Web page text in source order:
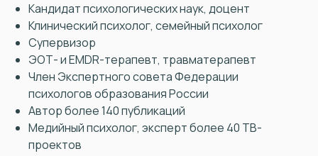
Кандидат психологических наук, доцент
Клинический психолог, семейный психолог
Супервизор
ЭОТ- и EMDR-терапевт, травматерапевт
Член Экспертного совета Федерации
психологов образования России
Автор более 140 публикаций
Медийный психолог, эксперт более 40 ТВ-
проектов